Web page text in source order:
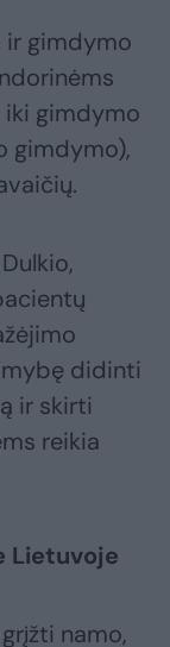
ir gimdymo
iki gimdymo
gimdymo),
didinti
ir skirti
reikia
Lietuvoje
namo,